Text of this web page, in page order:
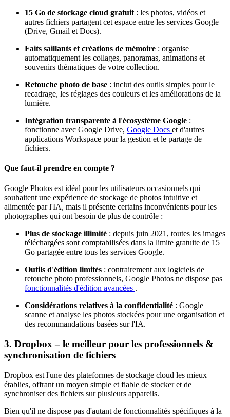
15 Go de stockage cloud gratuit : les photos, vidéos et
autres fichiers partagent cet espace entre les services Google
(Drive, Gmail et Docs).
Faits saillants et créations de mémoire : organise
automatiquement les collages, panoramas, animations et
souvenirs thématiques de votre collection.
Retouche photo de base : inclut des outils simples pour le
recadrage, les réglages des couleurs et les améliorations de la
lumière.
Intégration transparente à l'écosystème Google :
fonctionne avec Google Drive, Google Docs et d'autres
applications Workspace pour la gestion et le partage de
fichiers.
Que faut-il prendre en compte ?
Google Photos est idéal pour les utilisateurs occasionnels qui
souhaitent une expérience de stockage de photos intuitive et
alimentée par l'IA, mais il présente certains inconvénients pour les
photographes qui ont besoin de plus de contrôle :
Plus de stockage illimité : depuis juin 2021, toutes les images
téléchargées sont comptabilisées dans la limite gratuite de 15
Go partagée entre tous les services Google.
Outils d'édition limités : contrairement aux logiciels de
retouche photo professionnels, Google Photos ne dispose pas
fonctionnalités d'édition avancées .
Considérations relatives à la confidentialité : Google
scanne et analyse les photos stockées pour une organisation et
des recommandations basées sur l'IA.
3. Dropbox – le meilleur pour les professionnels &
synchronisation de fichiers
Dropbox est l'une des plateformes de stockage cloud les mieux
établies, offrant un moyen simple et fiable de stocker et de
synchroniser des fichiers sur plusieurs appareils.
Bien qu'il ne dispose pas d'autant de fonctionnalités spécifiques à la